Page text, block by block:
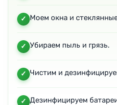
Моем окна и
Убираем пыль и грязь.
Чистим и
Дезинфицируем